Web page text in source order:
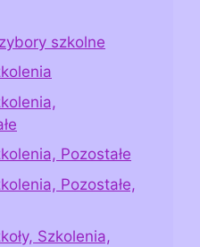
szkolne
Pozostałe
Pozostałe,
Szkolenia,